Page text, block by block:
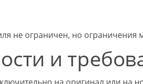
не ограничен, но
и